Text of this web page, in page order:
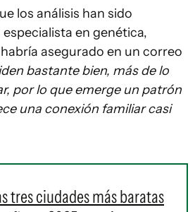
los análisis han sido
en genética,
asegurado en un correo
bastante bien, más de lo
por lo que emerge un patrón
una conexión familiar casi
tres ciudades más baratas